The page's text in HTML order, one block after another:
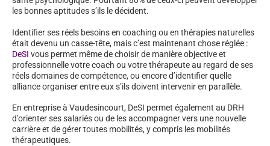
les bonnes aptitudes s’ils le décident.
Identifier ses réels besoins en coaching ou en thérapies naturelles
était devenu un casse-tête, mais c’est maintenant chose réglée :
DeSI vous permet même de choisir de manière objective et
professionnelle votre coach ou votre thérapeute au regard de ses
réels domaines de compétence, ou encore d’identifier quelle
alliance organiser entre eux s’ils doivent intervenir en parallèle.
En entreprise à Vaudesincourt, DeSI permet également au DRH
d’orienter ses salariés ou de les accompagner vers une nouvelle
carrière et de gérer toutes mobilités, y compris les mobilités
thérapeutiques.